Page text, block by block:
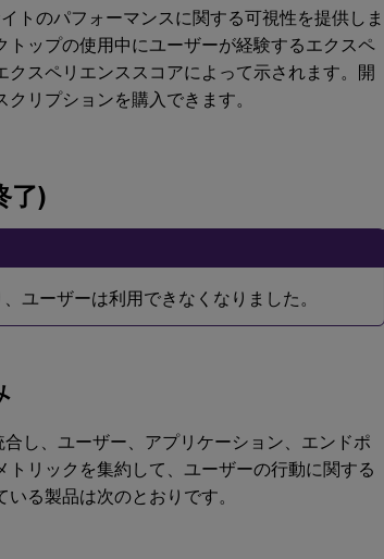
トのパフォーマンスに関する可視性を提供しま
ップの使用中にユーザーが経験するエクスペ
スペリエンススコアによって示されます。開
リプションを購入できます。
了)
ユーザーは利用できなくなりました。
し、ユーザー、アプリケーション、エンドポ
リックを集約して、ユーザーの行動に関する
る製品は次のとおりです。